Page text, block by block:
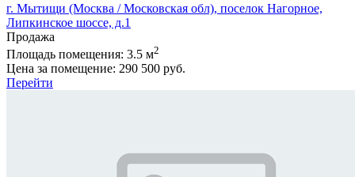
г. Мытищи (Москва / Московская обл), поселок Нагорное,
Липкинское шоссе, д.1
Продажа
Площадь помещения: 3.5 м2
Цена за помещение: 290 500 руб.
Перейти